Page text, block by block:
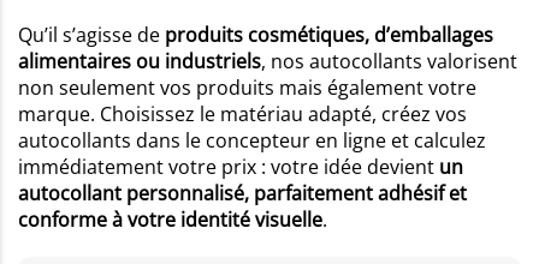
Qu’il s’agisse de produits cosmétiques, d’emballages
alimentaires ou industriels, nos autocollants valorisent
non seulement vos produits mais également votre
marque. Choisissez le matériau adapté, créez vos
autocollants dans le concepteur en ligne et calculez
immédiatement votre prix : votre idée devient un
autocollant personnalisé, parfaitement adhésif et
conforme à votre identité visuelle.